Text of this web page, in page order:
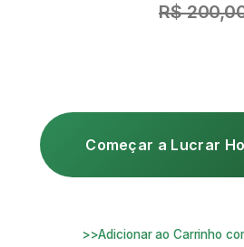
R$
Começar a Lucrar
>>Adicionar ao Carrinho